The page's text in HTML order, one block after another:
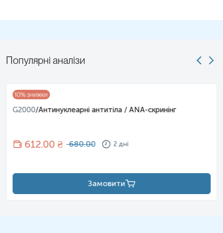
Популярні аналізи
10% знижки
G2000/Антинуклеарні антитіла / ANA-скринінг
612.00 ₴ 680.00 2 дні
Замовити